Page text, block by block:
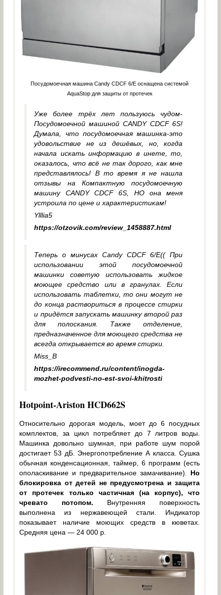
Посудомоечная машина Candy CDCF 6/Е оснащена системой
AquaStop для защиты от протечек
Уже более трёх лет пользуюсь чудом-
Посудомоечной машиной CANDY CDCF 6S!
Думала, что посудомоечная машинка-это
удовольствие не из дешёвых, но, когда
начала искать информацию в инете, то,
оказалось, что всё не так дорого, как мне
представлялось! В то время я не нашла
отзывы на Компактную посудомоечную
машину CANDY CDCF 6S, НО она меня
устроила по цене и характеристикам!
Ylllia5
https://otzovik.com/review_1458887.html
Теперь о минусах Candy CDCF 6/Е(( При
использовании этой посудомоечной
машинки советую использовать жидкое
моющее средство или в гранулах. Если
использовать таблетки, то они могут не
до конца раствориться в процессе стирки
и придётся запускать машинку второй раз
для полоскания. Также отделение,
предназначенное для моющего средства не
всегда открывается во время стирки.
Miss_B
https://irecommend.ru/content/inogda-
mozhet-podvesti-no-est-svoi-khitrosti
Hotpoint-Ariston HCD662S
Относительно дорогая модель, моет до 6 посудных
комплектов, за цикл потребляет до 7 литров воды.
Машинка довольно шумная, при работе шум порой
достигает 53 дБ. Энергопотребление А класса. Сушка
обычная конденсационная, таймер, 6 программ (есть
ополаскивание и предварительное замачивание). Но
блокировка от детей не предусмотрена и защита
от протечек только частичная (на корпус), что
чревато потопом. Внутренняя поверхность
выполнена из нержавеющей стали. Индикатор
показывает наличие моющих средств в кюветах.
Средняя цена — 24 000 р.